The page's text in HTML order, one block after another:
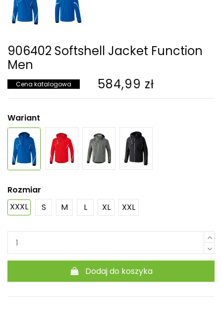
906402 Softshell Jacket Function
Men
Cena katalogowa 584,99 zł
Wariant
Rozmiar
XXXL
S M L XL XXL
Dodaj do koszyka